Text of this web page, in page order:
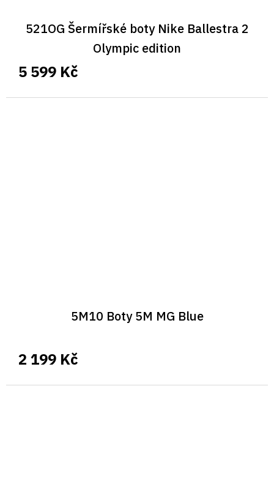
521OG Šermířské boty Nike Ballestra 2
Olympic edition
5 599 Kč
5M10 Boty 5M MG Blue
2 199 Kč